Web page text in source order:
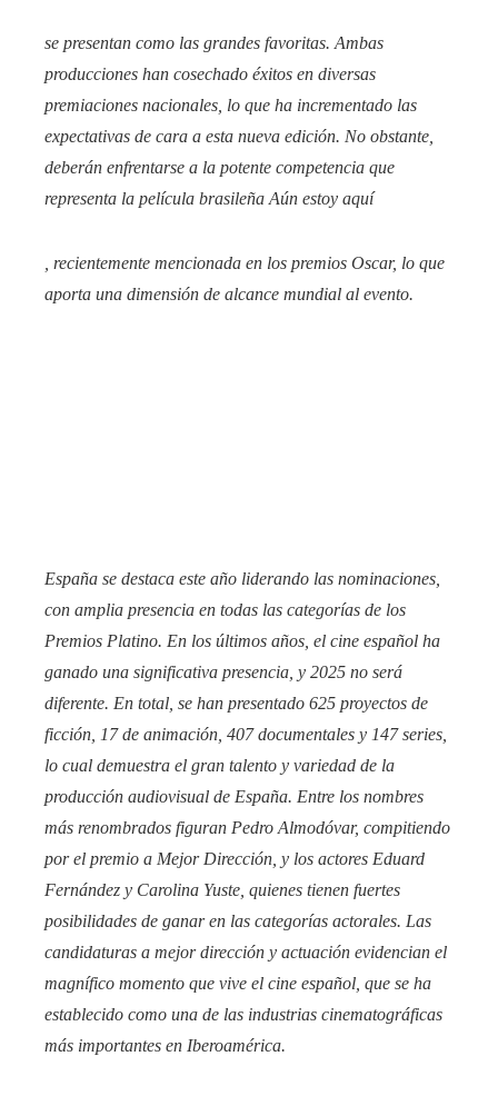
se presentan como las grandes favoritas. Ambas
producciones han cosechado éxitos en diversas
premiaciones nacionales, lo que ha incrementado las
expectativas de cara a esta nueva edición. No obstante,
deberán enfrentarse a la potente competencia que
representa la película brasileña Aún estoy aquí
, recientemente mencionada en los premios Oscar, lo que
aporta una dimensión de alcance mundial al evento.
España se destaca este año liderando las nominaciones,
con amplia presencia en todas las categorías de los
Premios Platino. En los últimos años, el cine español ha
ganado una significativa presencia, y 2025 no será
diferente. En total, se han presentado 625 proyectos de
ficción, 17 de animación, 407 documentales y 147 series,
lo cual demuestra el gran talento y variedad de la
producción audiovisual de España. Entre los nombres
más renombrados figuran Pedro Almodóvar, compitiendo
por el premio a Mejor Dirección, y los actores Eduard
Fernández y Carolina Yuste, quienes tienen fuertes
posibilidades de ganar en las categorías actorales. Las
candidaturas a mejor dirección y actuación evidencian el
magnífico momento que vive el cine español, que se ha
establecido como una de las industrias cinematográficas
más importantes en Iberoamérica.